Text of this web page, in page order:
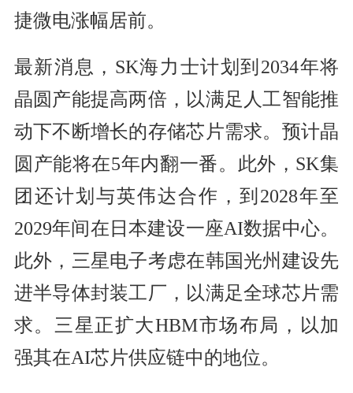
捷微电涨幅居前。
最新消息，SK海力士计划到2034年将
晶圆产能提高两倍，以满足人工智能推
动下不断增长的存储芯片需求。预计晶
圆产能将在5年内翻一番。此外，SK集
团还计划与英伟达合作，到2028年至
2029年间在日本建设一座AI数据中心。
此外，三星电子考虑在韩国光州建设先
进半导体封装工厂，以满足全球芯片需
求。三星正扩大HBM市场布局，以加
强其在AI芯片供应链中的地位。